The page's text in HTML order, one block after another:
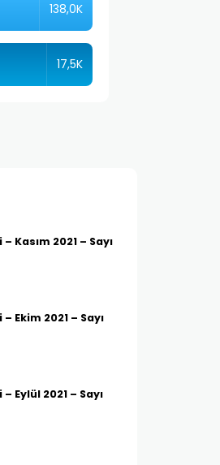
138,0K
17,5K
– Kasım 2021 – Sayı
– Ekim 2021 – Sayı
– Eylül 2021 – Sayı